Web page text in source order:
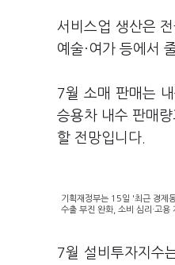
서비스업 생산은
예술·여가 등에서
7월 소매 판매는
승용차 내수 판매
할 전망입니다.
기획재정부는 15일 '최근 경제
수출 부진 완화, 소비 심리·고
7월 설비투자지수